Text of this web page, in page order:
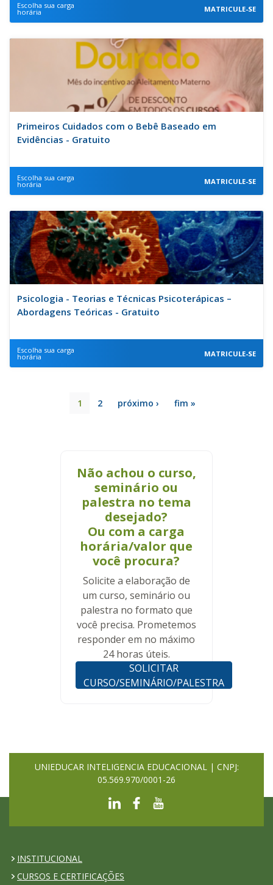
Escolha sua carga
horária MATRICULE-SE
Primeiros Cuidados com o Bebê Baseado em
Evidências - Gratuito
Escolha sua carga
horária MATRICULE-SE
Psicologia - Teorias e Técnicas Psicoterápicas –
Abordagens Teóricas - Gratuito
Escolha sua carga
horária MATRICULE-SE
1 2 próximo › fim »
Não achou o curso,
seminário ou
palestra no tema
desejado?
Ou com a carga
horária/valor que
você procura?
Solicite a elaboração de
um curso, seminário ou
palestra no formato que
você precisa. Prometemos
responder em no máximo
24 horas úteis.
SOLICITAR
CURSO/SEMINÁRIO/PALESTRA
UNIEDUCAR INTELIGENCIA EDUCACIONAL | CNPJ:
05.569.970/0001-26
INSTITUCIONAL
CURSOS E CERTIFICAÇÕES